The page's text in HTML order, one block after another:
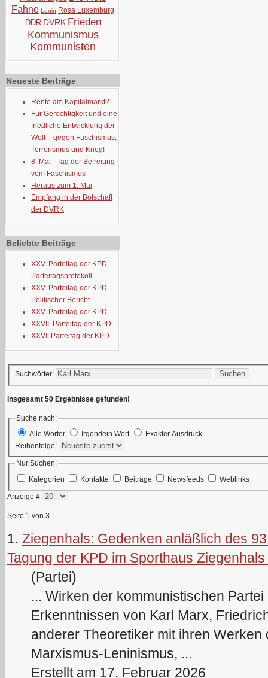
Fahne Lenin Rosa Luxemburg
DDR DVRK Frieden
Kommunismus
Kommunisten
Neueste Beiträge
Rente am Kapitalmarkt?
Für Gerechtigkeit und eine
friedliche Entwicklung der
Welt – gegen Faschismus,
Terrorismus und Krieg!
8. Mai - Tag der Befreiung
vom Faschismus
Heraus zum 1. Mai
Empfang in der Botschaft
der DVRK
Beliebte Beiträge
XXV. Parteitag der KPD -
Parteitagsprotokoll
XXV. Parteitag der KPD -
Politischer Bericht
XXV. Parteitag der KPD
XXVII. Parteitag der KPD
XXVI. Parteitag der KPD
Suchwörter: Suchen
Insgesamt 50 Ergebnisse gefunden!
Suche nach:
Alle Wörter
Irgendein Wort
Exakter Ausdruck
Reihenfolge:
Nur Suchen:
Kategorien
Kontakte Beiträge Newsfeeds Weblinks
Anzeige #
Seite 1 von 3
1. Ziegenhals: Gedenken anläßlich des
Tagung der KPD im Sporthaus
(Partei)
... Wirken der kommunistischen
Erkenntnissen von Karl Marx,
anderer Theoretiker mit ihren
Marxismus-Leninismus, ...
Erstellt am 17. Februar 2026